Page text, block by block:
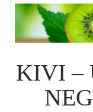
KIVI –